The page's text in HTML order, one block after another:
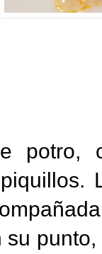
potro,
su